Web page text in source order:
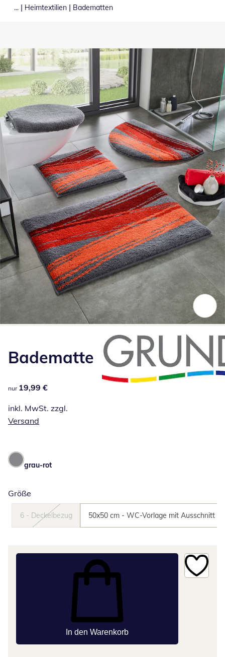
... | Heimtextilien | Badematten
Badematte
19,99 €
nur 19,99 €
inkl. MwSt. zzgl.
Versand
grau-rot
Größe
6 - Deckelbezug 50x50 cm - WC-Vorlage mit Ausschnitt
In den Warenkorb